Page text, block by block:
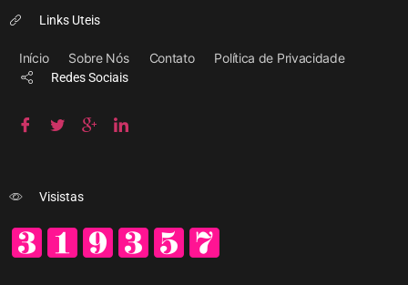
Links Uteis
Início Sobre Nós Contato Política de Privacidade
Redes Sociais
Visistas